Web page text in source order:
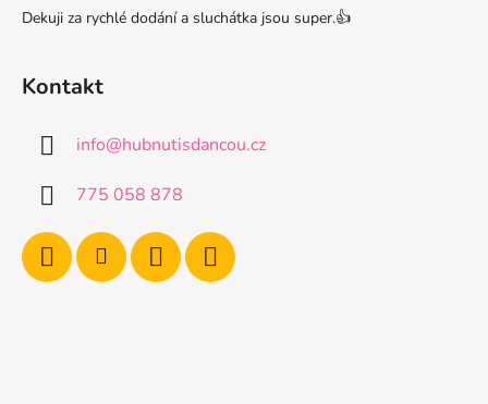
Dekuji za rychlé dodání a sluchátka jsou super.👍
Kontakt
info@hubnutisdancou.cz
775 058 878